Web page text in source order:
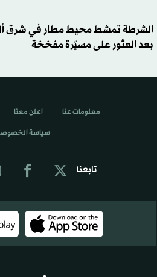
الشرطة تمشط محيط مطار في شرق
بعد العثور على مسيّرة مفخخة
تابعنا
معلومات عنا اعلن معنا
سياسة